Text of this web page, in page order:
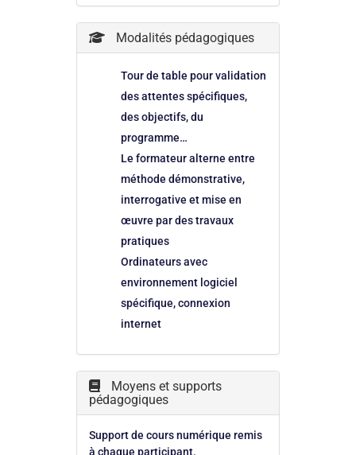
Modalités pédagogiques
Tour de table pour validation
des attentes spécifiques,
des objectifs, du
programme…
Le formateur alterne entre
méthode démonstrative,
interrogative et mise en
œuvre par des travaux
pratiques
Ordinateurs avec
environnement logiciel
spécifique, connexion
internet
Moyens et supports
pédagogiques
Support de cours numérique remis
à chaque participant.